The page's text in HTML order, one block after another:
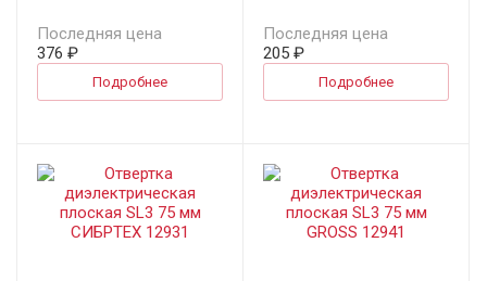
Последняя цена
376 ₽
Подробнее
Последняя цена
205 ₽
Подробнее